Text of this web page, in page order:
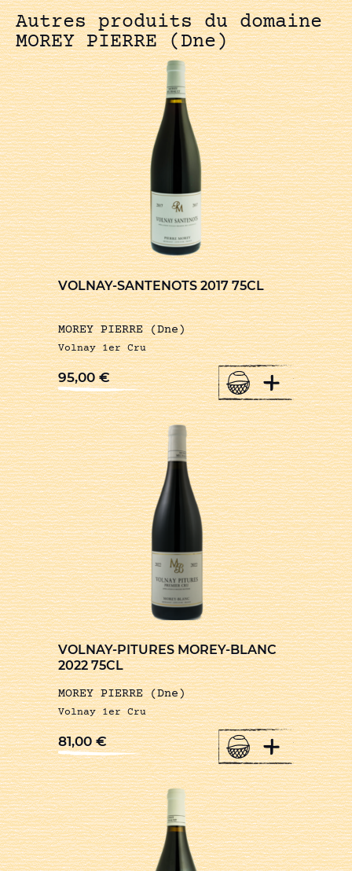
Autres produits du domaine
MOREY PIERRE (Dne)
VOLNAY-SANTENOTS 2017 75CL
MOREY PIERRE (Dne)
Volnay 1er Cru
95,00€ +
VOLNAY-PITURES MOREY-BLANC
2022 75CL
MOREY PIERRE (Dne)
Volnay 1er Cru
81,00€ +